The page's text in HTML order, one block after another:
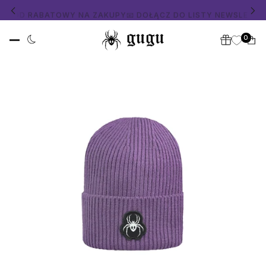
RABATOWY NA ZAKUPY 📧 DOŁĄCZ DO LISTY NEWSLETTER I
0